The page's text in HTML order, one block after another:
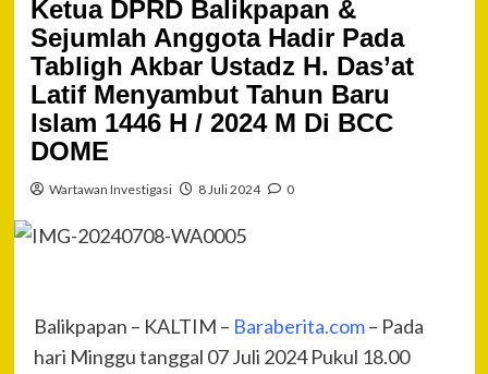
Ketua DPRD Balikpapan &
Sejumlah Anggota Hadir Pada
Tabligh Akbar Ustadz H. Das’at
Latif Menyambut Tahun Baru
Islam 1446 H / 2024 M Di BCC
DOME
Wartawan Investigasi 8 Juli 2024 0
Balikpapan – KALTIM – Baraberita.com– Pada
hari Minggu tanggal 07 Juli 2024 Pukul 18.00